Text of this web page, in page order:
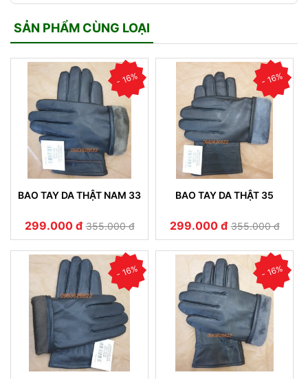
SẢN PHẨM CÙNG LOẠI
- 16%
BAO TAY DA THẬT NAM 33
299.000 đ 355.000 đ
- 16%
BAO TAY DA THẬT 35
299.000 đ 355.000 đ
- 16% - 16%